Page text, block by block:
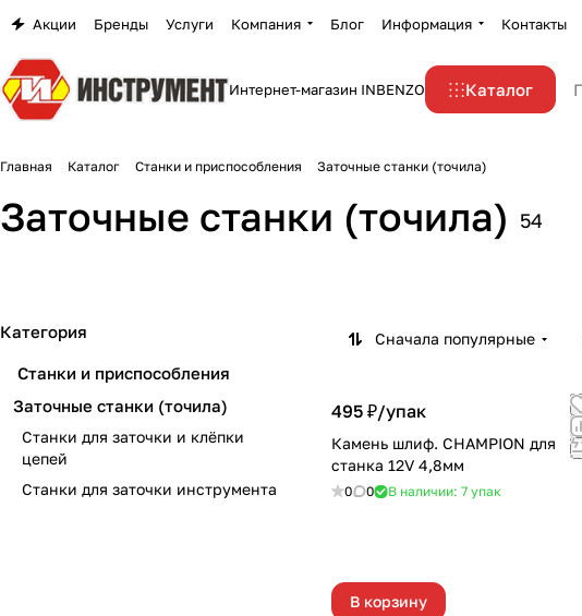
Акции Бренды Услуги Компания Блог Информация Контакты
Интернет-магазин INBENZO Каталог
Главная Каталог Станки и приспособления Заточные станки (точила)
Заточные станки (точила) 54
клёпки цепей
Станки для заточки
инструмента
Сначала популярные
495 ₽/упак
Камень шлиф. CHAMPION для
станка 12V 4,8мм
0 0 В наличии: 7 упак
В корзину
Категория
Станки и приспособления
Заточные станки (точила)
Станки для заточки и клёпки
цепей
Станки для заточки инструмента